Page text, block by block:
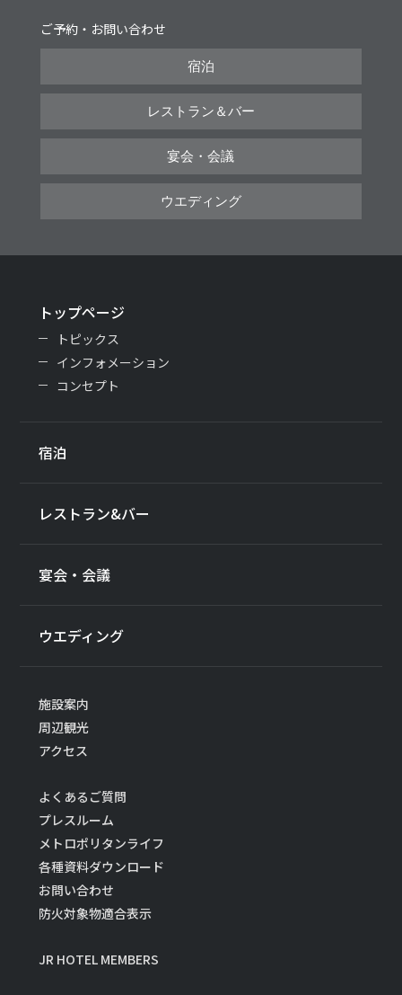
ご予約・お問い合わせ
宿泊
レストラン＆バー
宴会・会議
ウエディング
トップページ
トピックス
インフォメーション
コンセプト
宿泊
レストラン&バー
宴会・会議
ウエディング
施設案内
周辺観光
アクセス
よくあるご質問
プレスルーム
メトロポリタンライフ
各種資料ダウンロード
お問い合わせ
防火対象物適合表示
JR HOTEL MEMBERS